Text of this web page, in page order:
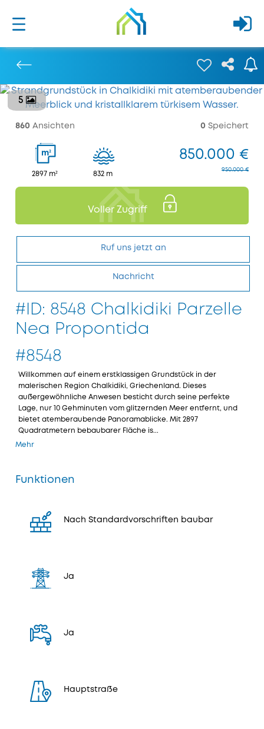
5
860 Ansichten 0 Speichert
m2
2897 m² 832 m
850.000 €
950.000 €
Voller Zugriff
Ruf uns jetzt an
Nachricht
#ID: 8548 Chalkidiki Parzelle
Nea Propontida
#8548
Willkommen auf einem erstklassigen Grundstück in der
malerischen Region Chalkidiki, Griechenland. Dieses
außergewöhnliche Anwesen besticht durch seine perfekte
Lage, nur 10 Gehminuten vom glitzernden Meer entfernt, und
bietet atemberaubende Panoramablicke. Mit 2897
Quadratmetern bebaubarer Fläche is...
Mehr
Funktionen
Nach Standardvorschriften baubar
Ja
Ja
Hauptstraße